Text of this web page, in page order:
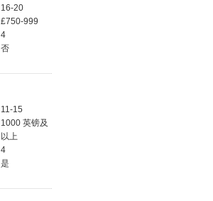
16-20
£750-999
4
否
11-15
1000 英镑及
以上
4
是